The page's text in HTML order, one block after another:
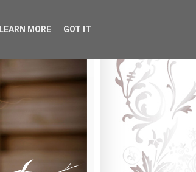
LEARN MORE GOT IT